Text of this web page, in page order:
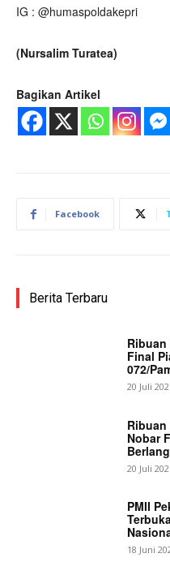
IG : @humaspoldakepri
(Nursalim Turatea)
Bagikan Artikel
Facebook
Berita Terbaru
Ribuan
Final
072/
20 Juli
Nobar
20 Juli
PMII
18 Juni